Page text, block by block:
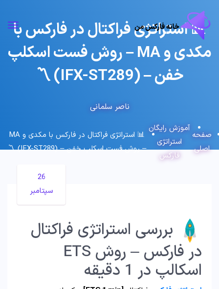
📊 استراتژی فراکتال در فارکس با
مکدی و MA – روش فست اسکلپ
خفن – (IFX-ST289) 〽️
ناصر سلمانی
صفحه
اصلی
آموزش رایگان
استراتژی
فارکس
📊 استراتژی فراکتال در فارکس با مکدی و MA
– روش فست اسکلپ خفن – (IFX-ST289) 〽️
26
سپتامبر
بررسی استراتژی فراکتال
در فارکس – روش ETS
اسکالپ در 1 دقیقه